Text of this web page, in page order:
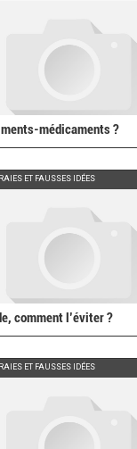
médicaments ?
ET FAUSSES IDÉES
comment l’éviter ?
ET FAUSSES IDÉES